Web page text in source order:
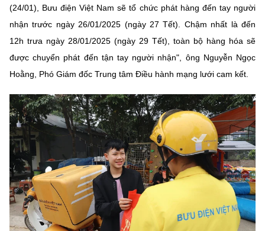
(24/01), Bưu điện Việt Nam sẽ tổ chức phát hàng đến tay người
nhận trước ngày 26/01/2025 (ngày 27 Tết). Chậm nhất là đến
12h trưa ngày 28/01/2025 (ngày 29 Tết), toàn bộ hàng hóa sẽ
được chuyển phát đến tận tay người nhận", ông Nguyễn Ngọc
Hoằng, Phó Giám đốc Trung tâm Điều hành mạng lưới cam kết.